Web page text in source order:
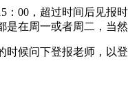
00，超过时间后见报时
在周一或者周二，当
候问下登报老师，以登